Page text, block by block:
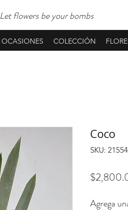
Let flowers be your bombs
OCASIONES COLECCIÓN
Coco
SKU:
Agrega